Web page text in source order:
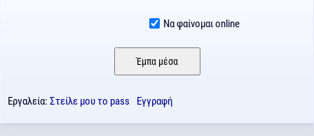
Να φαίνομαι online
Εργαλεία: Στείλε μου το pass Εγγραφή